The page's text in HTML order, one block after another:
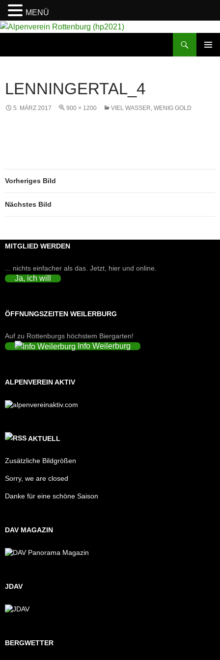
LENNINGERTAL_4
5. MÄRZ 2017 900 × 1200 VIEL WASSER, WENIG GOLD
Vorheriges Bild
Nächstes Bild
MITGLIED WERDEN
... nichts einfacher als das. Jetzt, hier und online.
Ja, ich will
ÖFFNUNGSZEITEN WEILERBURG
Auf zu Rottenburgs höchstem Biergarten!
Info Weilerburg
ALPENVEREIN AKTIV
AKTUELL
Zusätzliche Bildgrößen
Sorry, we are closed
Danke für eine schöne Saison
DAV MAGAZIN
JDAV
BERGWETTER
MENÜ